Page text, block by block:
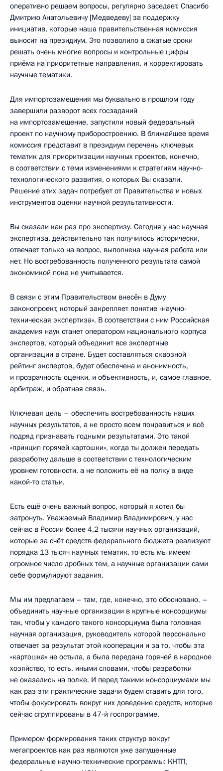
оперативно решаем вопросы, регулярно заседает. Спасибо
Дмитрию Анатольевичу [Медведеву] за поддержку
инициатив, которые наша правительственная комиссия
выносит на президиум. Это позволило в сжатые сроки
решать очень многие вопросы и контрольные цифры
приёма на приоритетные направления, и корректировать
научные тематики.
Для импортозамещения мы буквально в прошлом году
завершили разворот всех госзаданий
на импортозамещение, запустили новый федеральный
проект по научному приборостроению. В ближайшее время
комиссия представит в президиум перечень ключевых
тематик для приоритизации научных проектов, конечно,
в соответствии с теми изменениями к стратегиям научно-
технологического развития, о которых Вы сказали.
Решение этих задач потребует от Правительства и новых
инструментов оценки научной результативности.
Вы сказали как раз про экспертизу. Сегодня у нас научная
экспертиза, действительно так получилось исторически,
отвечает только на вопрос, выполнена научная работа или
нет. Но востребованность полученного результата самой
экономикой пока не учитывается.
В связи с этим Правительством внесён в Думу
законопроект, который закрепляет понятие «научно-
техническая экспертиза». В соответствии с ним Российская
академия наук станет оператором национального корпуса
экспертов, который объединит все экспертные
организации в стране. Будет составляться сквозной
рейтинг экспертов, будет обеспечена и анонимность,
и прозрачность оценки, и объективность, и, самое главное,
арбитраж, и обратная связь.
Ключевая цель – обеспечить востребованность наших
научных результатов, а не просто всем понравиться и всё
подряд признавать годными результатами. Это такой
«принцип горячей картошки», когда ты должен передать
разработку дальше в соответствии с технологическим
уровнем готовности, а не положить её на полку в виде
какой-то статьи.
Есть ещё очень важный вопрос, который я хотел бы
затронуть. Уважаемый Владимир Владимирович, у нас
сейчас в России более 4,2 тысячи научных организаций,
которые за счёт средств федерального бюджета реализуют
порядка 13 тысяч научных тематик, то есть мы имеем
огромное число дробных тем, а научные организации сами
себе формулируют задания.
Мы им предлагаем – там, где, конечно, это обосновано, –
объединить научные организации в крупные консорциумы
так, чтобы у каждого такого консорциума была головная
научная организация, руководитель которой персонально
отвечает за результат этой кооперации и за то, чтобы эта
«картошка» не остыла, а была передана горячей в народное
хозяйство, то есть, иными словами, чтобы разработки
не оказались на полке. И перед такими консорциумами мы
как раз эти практические задачи будем ставить для того,
чтобы фокусировать вокруг них доведение средств, которые
сейчас сгруппированы в 47-й госпрограмме.
Примером формирования таких структур вокруг
мегапроектов как раз являются уже запущенные
федеральные научно-технические программы: КНТП,